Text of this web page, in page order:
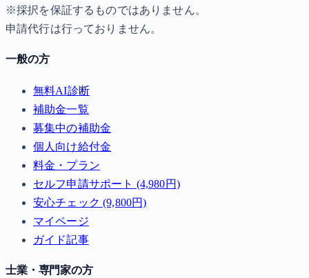
※採択を保証するものではありません。
申請代行は行っておりません。
一般の方
無料AI診断
補助金一覧
募集中の補助金
個人向け給付金
料金・プラン
セルフ申請サポート (4,980円)
安心チェック (9,800円)
マイページ
ガイド記事
士業・専門家の方